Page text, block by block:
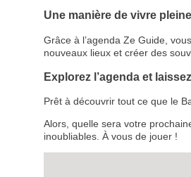
Une manière de vivre
Grâce à l’agenda Ze Guide,
nouveaux lieux et créer des
Explorez l’agenda et
Prêt à découvrir tout ce que le
Alors, quelle sera votre
inoubliables. À vous de jouer !